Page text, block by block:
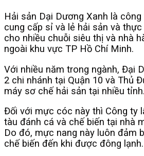
Hải sản Dại Dương Xanh là
cung cấp sỉ và lẻ hải sản và
cho nhiều chuỗi siêu thị và nhà
ngoài khu vực TP Hồ Chí Minh.
Với nhiều năm trong ngành, Đại
2 chi nhánh tại Quận 10 và Thủ
máy sơ chế hải sản tại nhiều tỉnh.
Đối với mực cóc này thì Công ty
tàu đánh cá và chế biến tại nhà
Do đó, mực nang này luôn đảm
chế biến đến khi được đông lạnh.